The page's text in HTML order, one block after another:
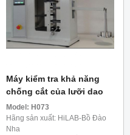
Máy kiểm tra khả năng
chống cắt của lưỡi dao
Model: H073
Hãng sản xuất: HiLAB-Bồ Đào
Nha